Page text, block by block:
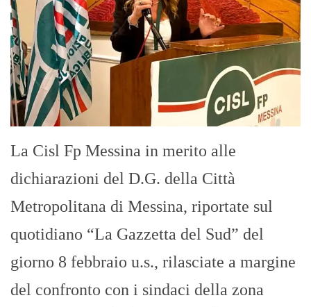
La Cisl Fp Messina in merito alle
dichiarazioni del D.G. della Città
Metropolitana di Messina, riportate sul
quotidiano “La Gazzetta del Sud” del
giorno 8 febbraio u.s., rilasciate a margine
del confronto con i sindaci della zona